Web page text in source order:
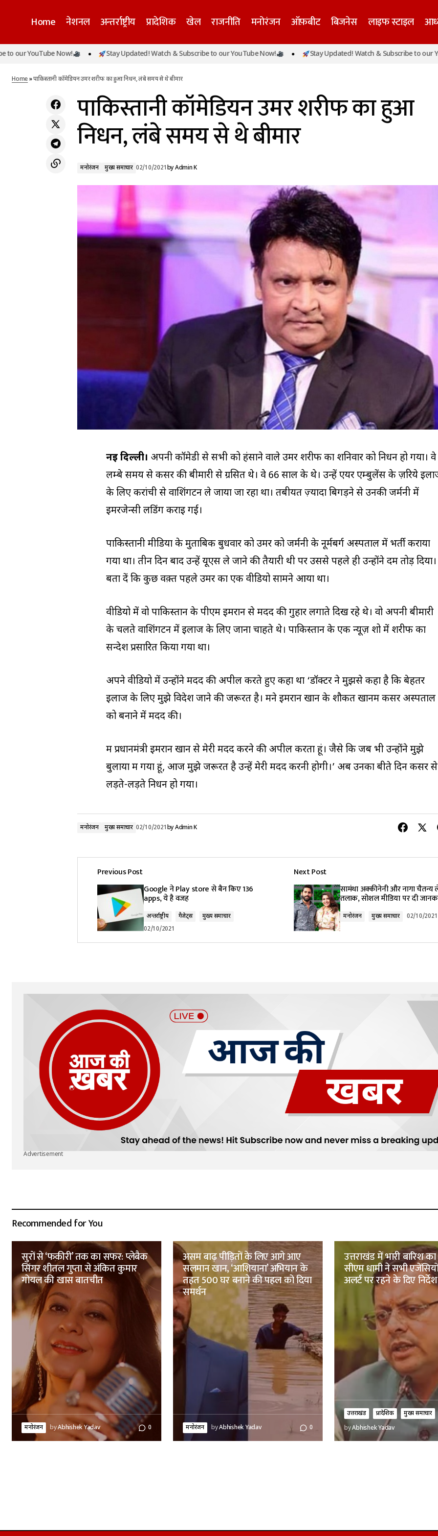
Home नेशनल अन्तर्राष्ट्रीय प्रादेशिक खेल राजनीति मनोरंजन ऑफ़बीट बिजनेस लाइफ स्टाइल
Google ने Play store से बैन किए 136 apps, ये
पाकिस्तानी कॉमेडियन उमर शरीफ का हुआ निधन, लंबे
Now! Stay Updated! Watch & Subscribe to our YouTube Now! Stay Updated! Watch & Subscribe to our YouTube
Home»पाकिस्तानी कॉमेडियन उमर शरीफ का हुआ निधन, लंबे समय से थे बीमार
पाकिस्तानी कॉमेडियन उमर शरीफ का हुआ
निधन, लंबे समय से थे बीमार
मनोरंजन मुख्य समाचार 02/10/2021byAdmin K
नई दिल्ली। अपनी कॉमेडी से सभी को हंसाने वाले उमर शरीफ का शनिवार को निधन हो गया। वे
लम्बे समय से कैंसर की बीमारी से ग्रसित थे। वे 66 साल के थे। उन्हें एयर एम्बुलेंस के ज़रिये
के लिए करांची से वाशिंगटन ले जाया जा रहा था। तबीयत ज़्यादा बिगड़ने से उनकी जर्मनी में
इमरजेन्सी लैंडिंग कराइ गई।
पाकिस्तानी मीडिया के मुताबिक बुधवार को उमर को जर्मनी के नूर्मबर्ग अस्पताल में भर्ती कराया
गया था। तीन दिन बाद उन्हें यूएस ले जाने की तैयारी थी पर उससे पहले ही उन्होंने दम तोड़ दिया।
बता दें कि कुछ वक़्त पहले उमर का एक वीडियो सामने आया था।
वीडियो में वो पाकिस्तान के पीएम इमरान से मदद की गुहार लगाते दिख रहे थे। वो अपनी बीमारी
के चलते वाशिंगटन में इलाज के लिए जाना चाहते थे। पाकिस्तान के एक न्यूज़ शो में शरीफ का
सन्देश प्रसारित किया गया था।
अपने वीडियो में उन्होंने मदद की अपील करते हुए कहा था ‘डॉक्टर ने मुझसे कहा है कि बेहतर
इलाज के लिए मुझे विदेश जाने की जरूरत है। मैंने इमरान खान के शौकत खानम कैंसर अस्पताल
को बनाने में मदद की।
मैं प्रधानमंत्री इमरान खान से मेरी मदद करने की अपील करता हूं। जैसे कि जब भी उन्होंने मुझे
बुलाया मैं गया हूं, आज मुझे जरूरत है उन्हें मेरी मदद करनी होगी।’ अब उनका बीते दिन कैंसर से
लड़ते-लड़ते निधन हो गया।
मनोरंजन मुख्य समाचार 02/10/2021byAdmin K
Previous Post
Google ने Play store से बैन किए 136
apps, ये है वजह
अन्तर्राष्ट्रीय गैजेट्स
मुख्य समाचार
02/10/2021
Next Post
सामंथा अक्कीनेनी और नागा चैतन्य
तलाक, सोशल मीडिया पर दी
मनोरंजन मुख्य समाचार 02/10/2021
Advertisement
Recommended for You
सुरों से ‘फकीरी’ तक का सफर: प्लेबैक
सिंगर शीतल गुप्ता से अंकित कुमार
गोयल की खास बातचीत
मनोरंजन byAbhishek Yadav 0
असम बाढ़ पीड़ितों के लिए आगे आए
सलमान खान, ‘आशियाना’ अभियान के
तहत 500 घर बनाने की पहल को दिया
समर्थन
मनोरंजन byAbhishek Yadav 0
उत्तराखंड में भारी बारिश
सीएम धामी ने सभी
अलर्ट पर रहने के दिए निर्देश
उत्तराखंड प्रादेशिक
मुख्य समाचार
byAbhishek Yadav